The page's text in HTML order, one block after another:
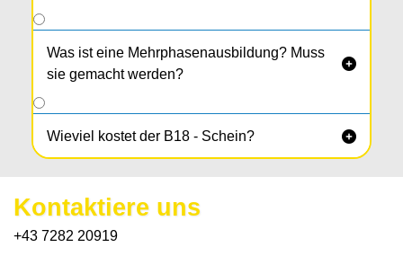
Was ist eine Mehrphasenausbildung? Muss
sie gemacht werden?

Wieviel kostet der B18 - Schein? 
Kontaktiere uns
+43 7282 20919